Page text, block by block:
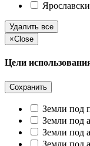
Удалить все
×Close
Цели
Сохранить
Земли под
Земли под
Земли под
Земли под